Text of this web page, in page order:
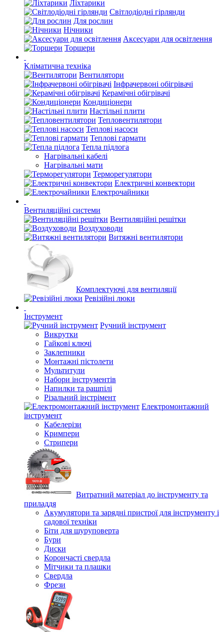
Ліхтарики
Світлодіодні гірлянди
Для рослин
Нічники
Аксесуари для освітлення
Торшери
Кліматична техніка
Вентилятори
Інфрачервоні обігрівачі
Керамічні обігрівачі
Кондиціонери
Настільні плити
Тепловентилятори
Теплові насоси
Теплові гармати
Тепла підлога
Нагрівальні кабелі
Нагрівальні мати
Терморегулятори
Електричні конвектори
Електрочайники
Вентиляційні системи
Вентиляційні решітки
Воздуховоди
Витяжні вентилятори
Комплектуючі для вентиляції
Ревізійні люки
Інструмент
Ручний інструмент
Викрутки
Гайкові ключі
Заклепники
Монтажні пістолети
Мультитули
Набори інструментів
Напилки та рашпілі
Різальний інстрімент
Електромонтажний
інструмент
Кабелерізи
Кримпери
Стрипери
Витратний матеріал до інструменту та
приладдя
Акумулятори та зарядні пристрої для інструменту і
садової техніки
Біти для шуруповерта
Бури
Диски
Корончасті свердла
Мітчики та плашки
Свердла
Фрези